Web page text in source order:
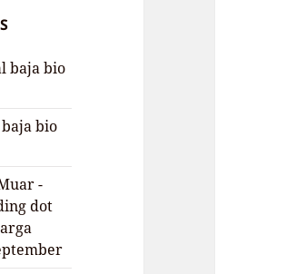
baja bio
bio
-
dot